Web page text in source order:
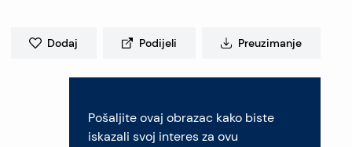
Dodaj Podijeli Preuzimanje
Pošaljite ovaj obrazac kako biste
iskazali svoj interes za ovu